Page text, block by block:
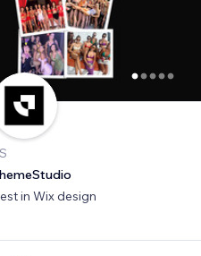
in Wix design